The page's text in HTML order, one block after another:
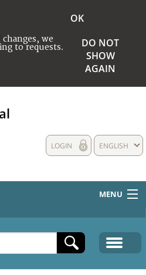
we
to requests.
OK
DO NOT
SHOW
AGAIN
ENGLISH
LOGIN
MENU